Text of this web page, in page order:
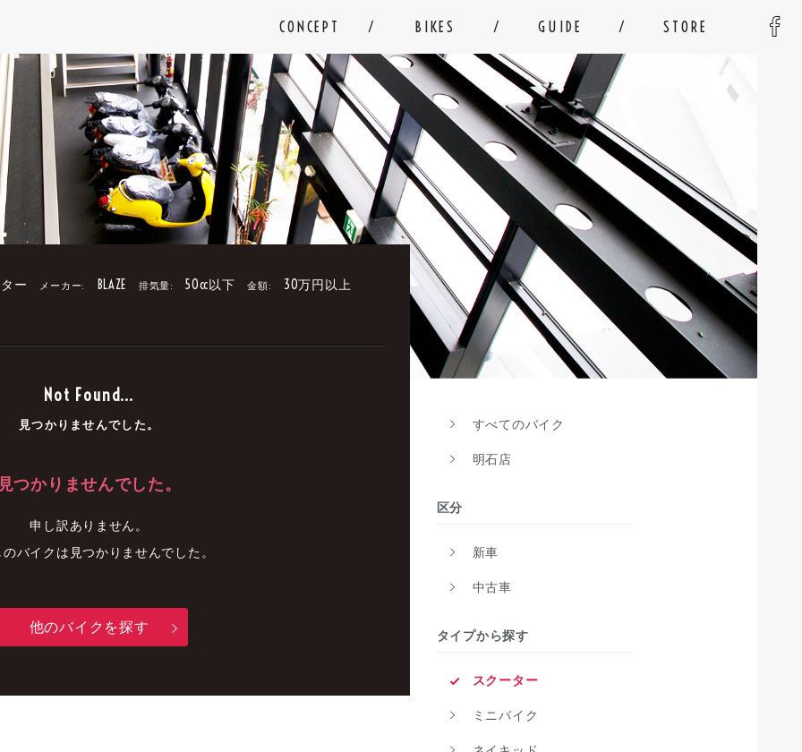
CONCEPT BIKES GUIDE STORE
ー メーカー: BLAZE 排気量: 50cc以下 金額: 30万円以上
Not Found...
見つかりませんでした。
見つかりませんでした。
申し訳ありません。
バイクは見つかりませんでした。
他のバイクを探す
すべてのバイク
明石店
区分
新車
中古車
タイプから探す
スクーター
ミニバイク
中古車